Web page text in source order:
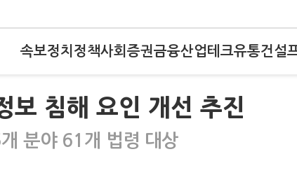
속보정치 정책사회 증권금융산업테크유통건설
보 침해 요인 개선 추진
분야 61개 법령 대상